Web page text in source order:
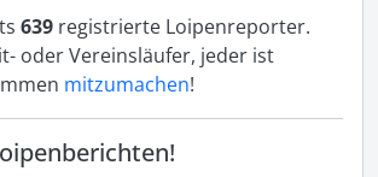
639 registrierte Loipenreporter.
oder Vereinsläufer, jeder ist
mitzumachen!